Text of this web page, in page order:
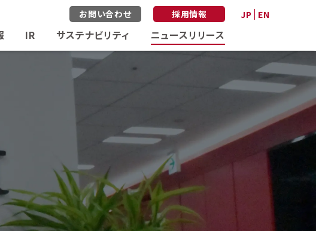
お問い合わせ 採用情報 JP EN
IR サステナビリティ ニュースリリース